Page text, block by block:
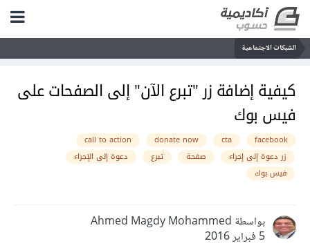
الشبكات الاجتماعية
كيفية إضافة زر "تبرع الآن" إلى الصفحات على
فيس بوك
facebook
cta
donate now
call to action
زر دعوة إلى إجراء
صفحة تبرع
دعوة إلى الإجراء
فيس بوك
بواسطة Ahmed Magdy Mohammed
5 فبراير 2016